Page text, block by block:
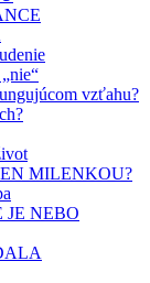
vzťahu?
MILENKOU?
JE NEBO